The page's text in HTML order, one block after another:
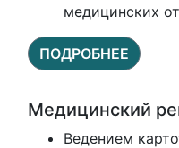
медицинских
ПОДРОБНЕЕ
Медицинский
Ведением